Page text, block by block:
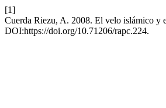
[1]
Cuerda Riezu, A. 2008. El velo islámico y
DOI:https://doi.org/10.71206/rapc.224.